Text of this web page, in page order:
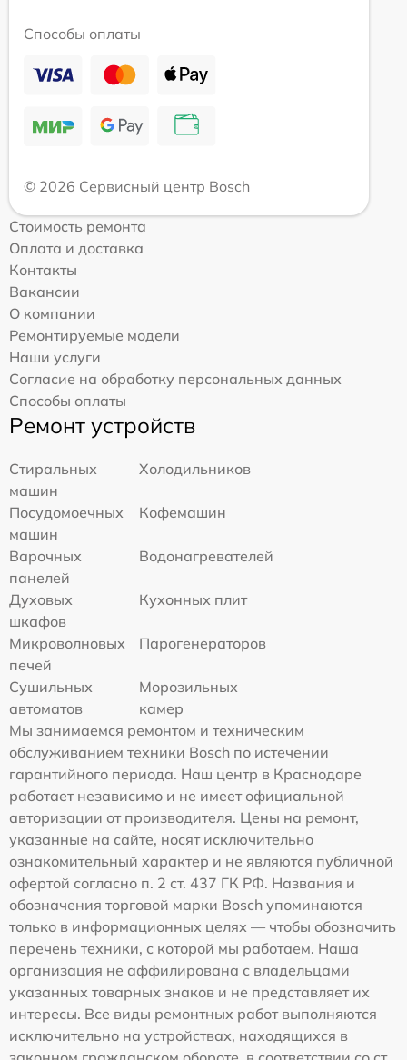
Способы оплаты
© 2026 Сервисный центр Bosch
Стоимость ремонта
Оплата и доставка
Контакты
Вакансии
О компании
Ремонтируемые модели
Наши услуги
Согласие на обработку персональных данных
Способы оплаты
Ремонт устройств
Стиральных
машин
Холодильников
Посудомоечных
машин
Кофемашин
Варочных
панелей
Водонагревателей
Духовых
шкафов
Кухонных плит
Микроволновых
печей
Парогенераторов
Сушильных
автоматов
Морозильных
камер
Мы занимаемся ремонтом и техническим
обслуживанием техники Bosch по истечении
гарантийного периода. Наш центр в Краснодаре
работает независимо и не имеет официальной
авторизации от производителя. Цены на ремонт,
указанные на сайте, носят исключительно
ознакомительный характер и не являются публичной
офертой согласно п. 2 ст. 437 ГК РФ. Названия и
обозначения торговой марки Bosch упоминаются
только в информационных целях — чтобы обозначить
перечень техники, с которой мы работаем. Наша
организация не аффилирована с владельцами
указанных товарных знаков и не представляет их
интересы. Все виды ремонтных работ выполняются
исключительно на устройствах, находящихся в